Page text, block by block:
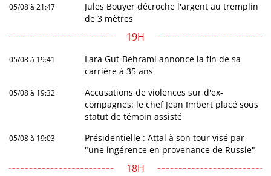
05/08 à 21:47
Jules Bouyer décroche l'argent au tremplin
de 3 mètres
19H
05/08 à 19:41
Lara Gut-Behrami annonce la fin de sa
carrière à 35 ans
05/08 à 19:32
Accusations de violences sur d'ex-
compagnes: le chef Jean Imbert placé sous
statut de témoin assisté
05/08 à 19:03
Présidentielle : Attal à son tour visé par
"une ingérence en provenance de Russie"
18H